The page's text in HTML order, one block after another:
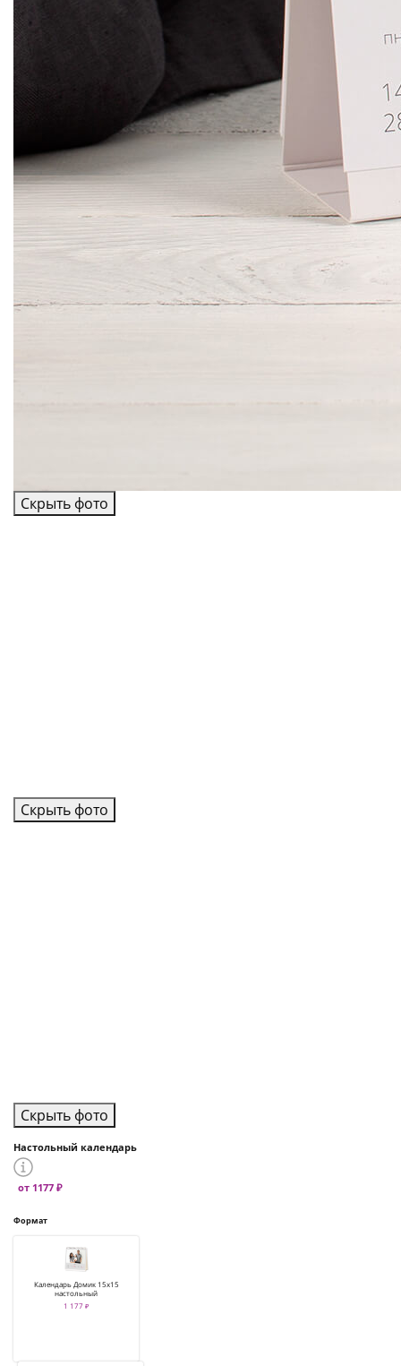
Скрыть фото
Скрыть фото
Скрыть фото
Настольный календарь
от 1177 ₽
Формат
Календарь Домик 15х15
настольный
1 177 ₽